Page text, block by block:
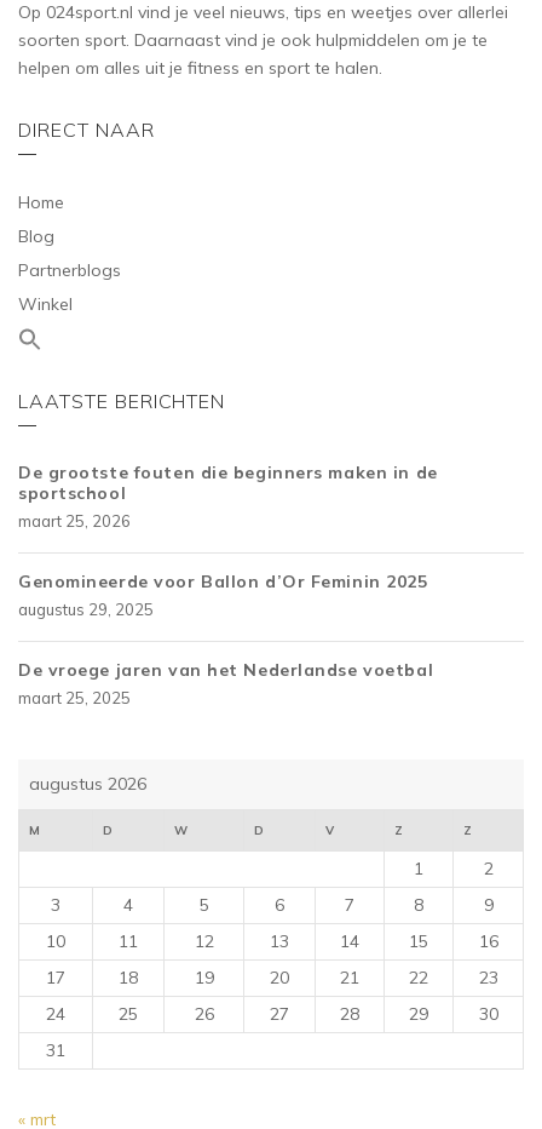
Op 024sport.nl vind je veel nieuws, tips en weetjes over allerlei
soorten sport. Daarnaast vind je ook hulpmiddelen om je te
helpen om alles uit je fitness en sport te halen.
DIRECT NAAR
Home
Blog
Partnerblogs
Winkel
LAATSTE BERICHTEN
De grootste fouten die beginners maken in de
sportschool
maart 25, 2026
Genomineerde voor Ballon d’Or Feminin 2025
augustus 29, 2025
De vroege jaren van het Nederlandse voetbal
maart 25, 2025
augustus 2026
M D W D V Z Z
1
2
3
4 5 6 7 8
9
10
11 12 13 14 15
16
17
18 19 20 21 22
23
24
25 26 27 28 29
30
31
« mrt